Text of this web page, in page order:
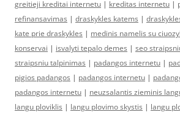
greitieji kreditai internetu | kreditas internetu |
refinansavimas | draskykles katems |
kate prie draskykles | medinis namelis su
konservai | isvalyti tepalo demes | seo
straipsniu talpinimas | padangos internetu |
pigios padangos | padangos internetu |
padangos internetu | neuzsalantis zieminis
langu ploviklis | langu plovimo skystis | langu